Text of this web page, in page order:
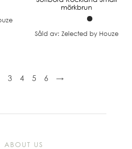
mörkbrun
Såld av: Zelected by Houze
3 4 5 6 →
ABOUT US